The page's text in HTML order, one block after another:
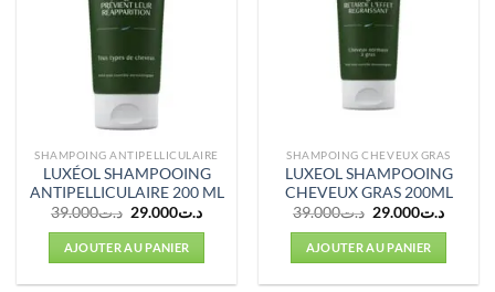
SHAMPOING ANTIPELLICULAIRE
LUXÉOL SHAMPOOING
ANTIPELLICULAIRE 200 ML
د.ت39.000
Le
initial
était :
د.ت39.000.
د.ت29.000
Le
AJOUTER AU PANIER
SHAMPOING CHEVEUX GRAS
LUXEOL SHAMPOOING
CHEVEUX GRAS 200ML
د.ت39.000
Le
initial
était :
د.ت39.000.
د.ت29.000
Le
AJOUTER AU PANIER